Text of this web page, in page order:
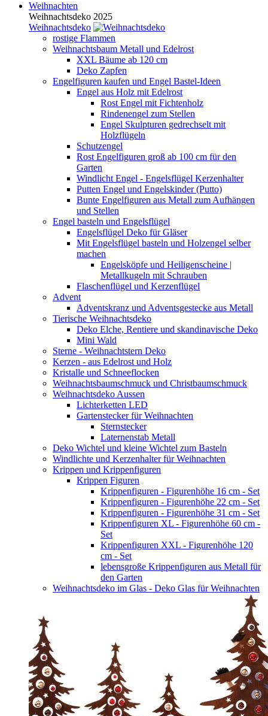
Weihnachten
Weihnachtsdeko 2025
Weihnachtsdeko
rostige Flammen
Weihnachtsbaum Metall und Edelrost
XXL Bäume ab 120 cm
Deko Zapfen
Engelfiguren kaufen und Engel Bastel-Ideen
Engel aus Holz mit Edelrost
Rost Engel mit Fichtenholz
Rindenengel zum Stellen
Engel Skulpturen gedrechselt mit
Holzflügeln
Schutzengel
Rost Engelfiguren groß ab 100 cm für den
Garten
Windlicht Engel - Engelsflügel Kerzenhalter
Putten Engel und Engelskinder (Putto)
Bunte Engelfiguren aus Metall zum Aufhängen
und Stellen
Engel basteln und Engelsflügel
Engelsflügel Deko für Gläser
Mit Engelsflügel basteln und Holzengel selber
machen
Engelsköpfe und Heiligenscheine |
Metallkugeln mit Schrauben
Flaschenflügel und Kerzenflügel
Advent
Adventskranz und Adventsgestecke aus Metall
Tierische Weihnachtsdeko
Deko Elche, Rentiere und skandinavische Deko
Mini Wald
Sterne - Weihnachtstern Deko
Kerzen - aus Edelrost und Holz
Kristalle und Schneeflocken
Weihnachtsbaumschmuck und Christbaumschmuck
Weihnachtsdeko Aussen
Lichterketten LED
Gartenstecker für Weihnachten
Sternstecker
Laternenstab Metall
Deko Wichtel und kleine Wichtel zum Basteln
Windlichte und Kerzenhalter für Weihnachten
Krippen und Krippenfiguren
Krippen Figuren
Krippenfiguren - Figurenhöhe 16 cm - Set
Krippenfiguren - Figurenhöhe 22 cm - Set
Krippenfiguren - Figurenhöhe 31 cm - Set
Krippenfiguren XL - Figurenhöhe 60 cm -
Set
Krippenfiguren XXL - Figurenhöhe 120
cm - Set
lebensgroße Krippenfiguren aus Metall für
den Garten
Weihnachtsdeko im Glas - Deko Glas für Weihnachten